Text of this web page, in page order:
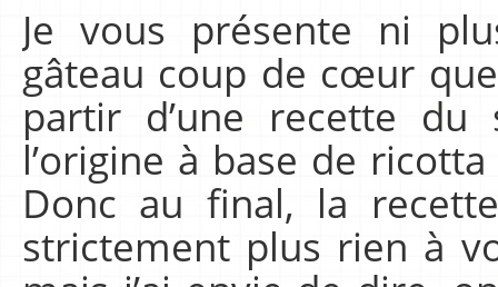
Je vous présente ni
gâteau coup de cœur
partir d’une recette
l’origine à base de
Donc au final, la
strictement plus rien à